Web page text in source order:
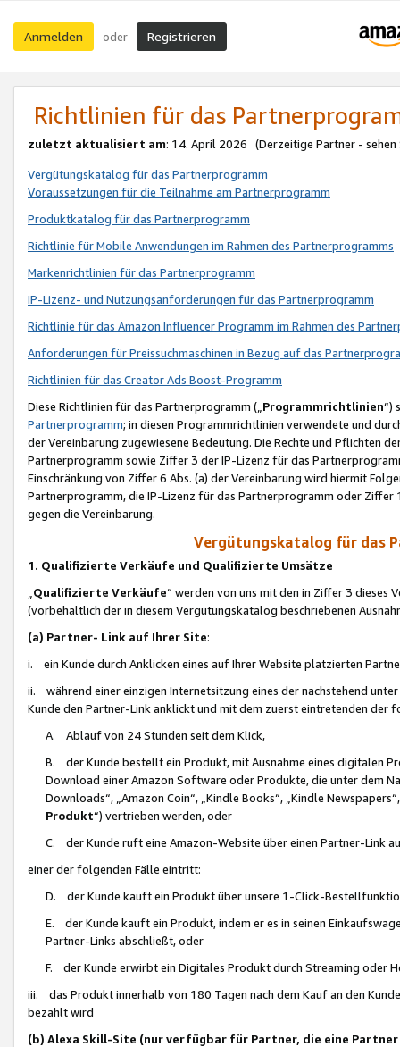
Anmelden oder Registrieren
Richtlinien für das
zuletzt aktualisiert am: 14. April 2026 (Derzeitige Partner - sehen
Vergütungskatalog für das Partnerprogramm
Voraussetzungen für die Teilnahme am Partnerprogramm
Produktkatalog für das Partnerprogramm
Richtlinie für Mobile Anwendungen im Rahmen des Partnerprogramms
Markenrichtlinien für das Partnerprogramm
IP-Lizenz- und Nutzungsanforderungen für das Partnerprogramm
Richtlinie für das Amazon Influencer Programm im Rahmen des
Anforderungen für Preissuchmaschinen in Bezug auf das
Richtlinien für das Creator Ads Boost-Programm
Diese Richtlinien für das Partnerprogramm („Programmrichtlinien“)
Partnerprogramm; in diesen Programmrichtlinien verwendete und
der Vereinbarung zugewiesene Bedeutung. Die Rechte und Pflichten
Partnerprogramm sowie Ziffer 3 der IP-Lizenz für das
Einschränkung von Ziffer 6 Abs. (a) der Vereinbarung wird hiermit
Partnerprogramm, die IP-Lizenz für das Partnerprogramm oder
gegen die Vereinbarung.
Vergütungskatalog für das
1. Qualifizierte Verkäufe und Qualifizierte Umsätze
Qualifizierte Verkäufe“ werden von uns mit den in Ziffer 3
(vorbehaltlich der in diesem Vergütungskatalog beschriebenen
(a) Partner- Link auf Ihrer Site:
i. ein Kunde durch Anklicken eines auf Ihrer Website platzierten
ii. während einer einzigen Internetsitzung eines der nachstehend
Kunde den Partner-Link anklickt und mit dem zuerst eintretenden der
A. Ablauf von 24 Stunden seit dem Klick,
B. der Kunde bestellt ein Produkt, mit Ausnahme eines digitalen
Download einer Amazon Software oder Produkte, die unter dem
Downloads“, „Amazon Coin“, „Kindle Books“, „Kindle
Produkt“) vertrieben werden, oder
C. der Kunde ruft eine Amazon-Website über einen Partner-Link
einer der folgenden Fälle eintritt:
D. der Kunde kauft ein Produkt über unsere 1-Click-
E. der Kunde kauft ein Produkt, indem er es in seinen
Partner-Links abschließt, oder
F. der Kunde erwirbt ein Digitales Produkt durch Streaming oder
iii. das Produkt innerhalb von 180 Tagen nach dem Kauf an den
bezahlt wird
(b) Alexa Skill-Site (nur verfügbar für Partner, die eine